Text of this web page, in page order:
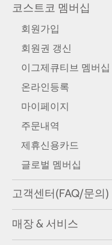
코스트코 멤버십
회원가입
회원권 갱신
이그제큐티브 멤버십
온라인등록
마이페이지
주문내역
제휴신용카드
글로벌 멤버십
고객센터(FAQ/문의)
매장 & 서비스